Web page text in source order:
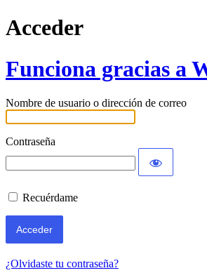
Acceder
Funciona gracias a
Nombre de usuario o dirección de correo
Contraseña
Recuérdame
¿Olvidaste tu contraseña?